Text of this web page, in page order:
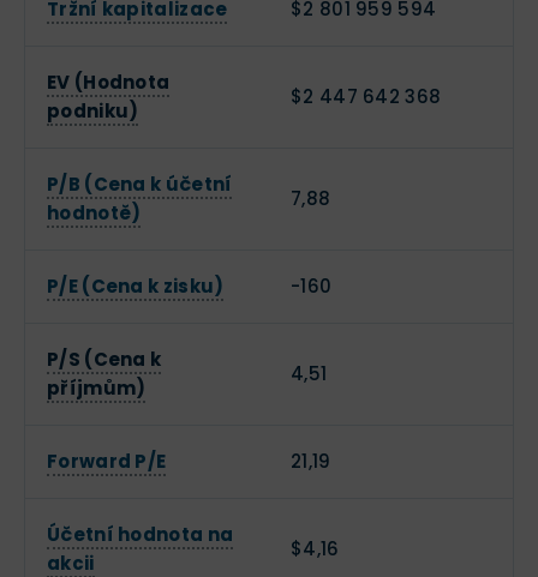
Tržní kapitalizace $2 801 959 594
EV (Hodnota
podniku)
$2 447 642 368
P/B (Cena k účetní
hodnotě)
7,88
P/E (Cena k zisku) -160
P/S (Cena k
příjmům)
4,51
Forward P/E 21,19
Účetní hodnota na
akcii
$4,16